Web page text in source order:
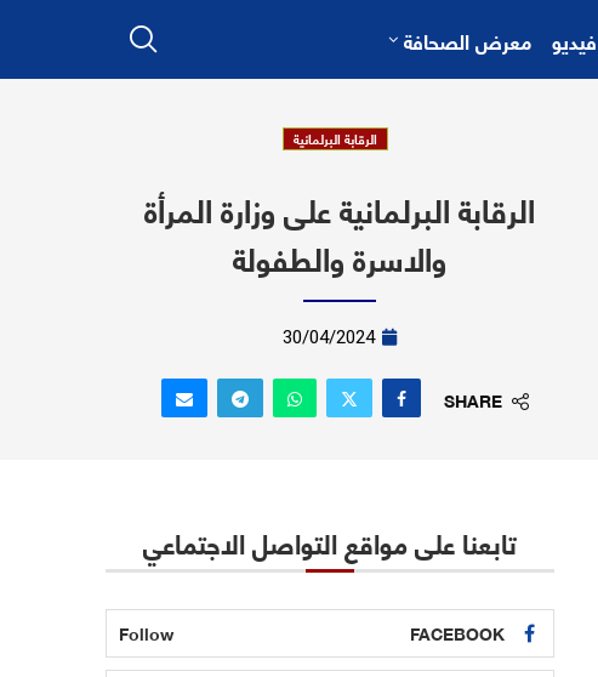
فيديو معرض الصحافة
الرقابة البرلمانية
الرقابة البرلمانية على وزارة المرأة
والاسرة والطفولة
30/04/2024
SHARE
تابعنا على مواقع التواصل الاجتماعي
FACEBOOK
Follow